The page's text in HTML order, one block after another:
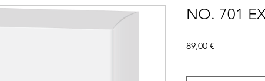
NO. 701
89,00 €